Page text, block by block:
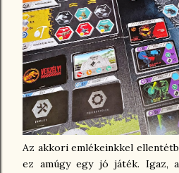
Az akkori emlékeinkkel
ez amúgy egy jó játék. Igaz,